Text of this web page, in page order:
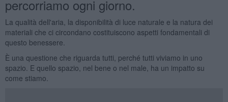
percorriamo ogni giorno.
La qualità dell'aria, la disponibilità di luce naturale e la natura dei
materiali che ci circondano costituiscono aspetti fondamentali di
questo benessere.
È una questione che riguarda tutti, perché tutti viviamo in uno
spazio. E quello spazio, nel bene o nel male, ha un impatto su
come stiamo.